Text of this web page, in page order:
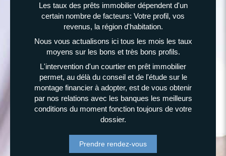
Les taux des prêts immobilier dépendent d'un
certain nombre de facteurs: Votre profil, vos
revenus, la région d'habitation.
Nous vous actualisons ici tous les mois les taux
moyens sur les bons et très bons profils.
L'intervention d'un courtier en prêt immobilier
permet, au délà du conseil et de l'étude sur le
montage financier à adopter, est de vous obtenir
par nos relations avec les banques les meilleurs
conditions du moment fonction toujours de votre
dossier.
Prendre rendez-vous